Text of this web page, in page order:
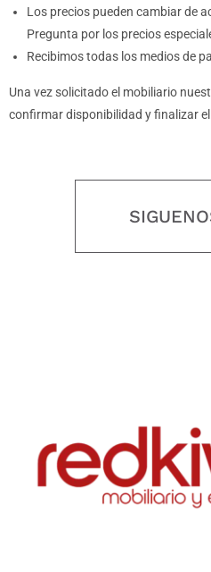
Los precios pueden cambiar de
Pregunta por los precios
Recibimos todas los medios de
Una vez solicitado el mobiliario
confirmar disponibilidad y finalizar